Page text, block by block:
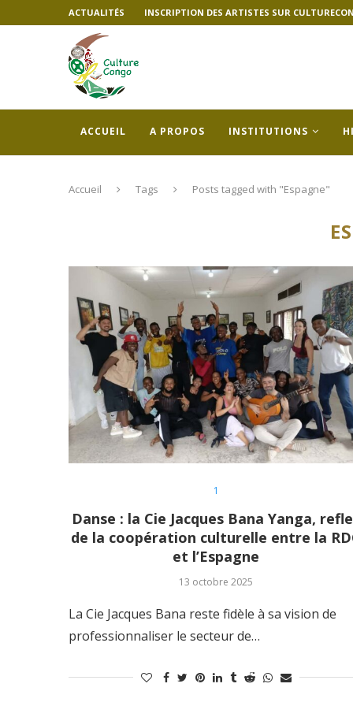
ACTUALITÉS INSCRIPTION DES ARTISTES SUR
ACCUEIL A PROPOS INSTITUTIONS
Accueil Tags Posts tagged with "Espagne"
1
Danse : la Cie Jacques Bana Yanga,
de la coopération culturelle entre la
et l’Espagne
13 octobre 2025
La Cie Jacques Bana reste fidèle à sa vision de
professionnaliser le secteur de…